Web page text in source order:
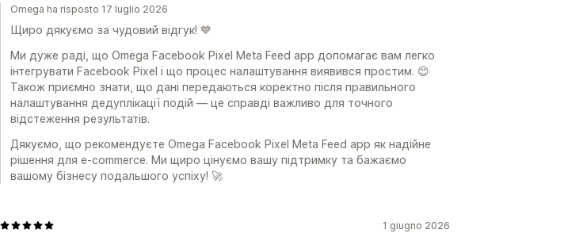
Omega ha risposto 17 luglio 2026
Щиро дякуємо за чудовий відгук! 💙
Ми дуже раді, що Omega Facebook Pixel Meta Feed app допомагає вам легко
інтегрувати Facebook Pixel і що процес налаштування виявився простим. 😊
Також приємно знати, що дані передаються коректно після правильного
налаштування дедуплікації подій — це справді важливо для точного
відстеження результатів.
Дякуємо, що рекомендуєте Omega Facebook Pixel Meta Feed app як надійне
рішення для e-commerce. Ми щиро цінуємо вашу підтримку та бажаємо
вашому бізнесу подальшого успіху! 🚀
1 giugno 2026